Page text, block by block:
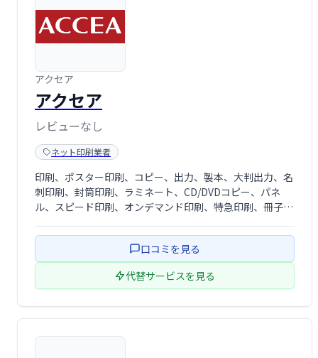
アクセア
アクセア
レビューなし
ネット印刷業者
印刷、ポスター印刷、コピー、出力、製本、大判出力、名
刺印刷、封筒印刷、ラミネート、CD/DVDコピー、パネ
ル、スピード印刷、オンデマンド印刷、特急印刷、冊子印
口コミを見る
代替サービスを見る